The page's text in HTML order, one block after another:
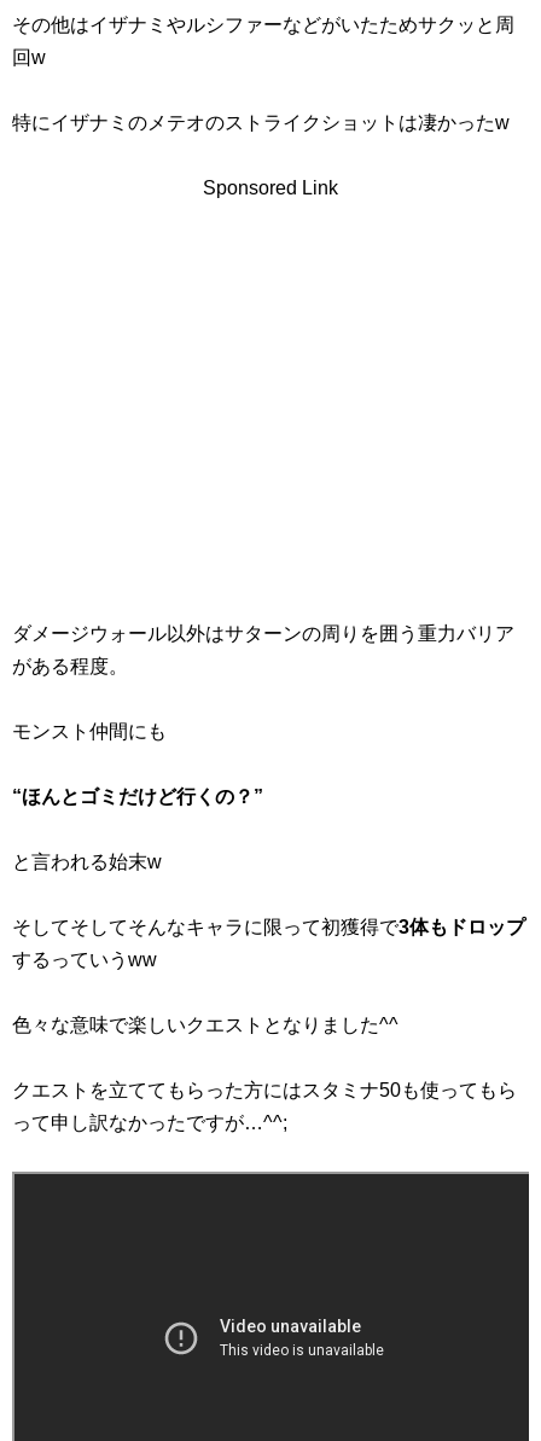
その他はイザナミやルシファーなどがいたためサクッと周
回w
特にイザナミのメテオのストライクショットは凄かったw
Sponsored Link
ダメージウォール以外はサターンの周りを囲う重力バリア
がある程度。
モンスト仲間にも
“ほんとゴミだけど行くの？”
と言われる始末w
そしてそしてそんなキャラに限って初獲得で3体もドロップ
するっていうww
色々な意味で楽しいクエストとなりました^^
クエストを立ててもらった方にはスタミナ50も使ってもら
って申し訳なかったですが…^^;